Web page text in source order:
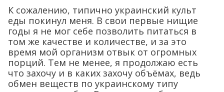
К сожалению, типично украинский культ
еды покинул меня. В свои первые нищие
годы я не мог себе позволить питаться в
том же качестве и количестве, и за это
время мой организм отвык от огромных
порций. Тем не менее, я продолжаю есть
что захочу и в каких захочу объёмах, ведь
обмен веществ по украинскому типу